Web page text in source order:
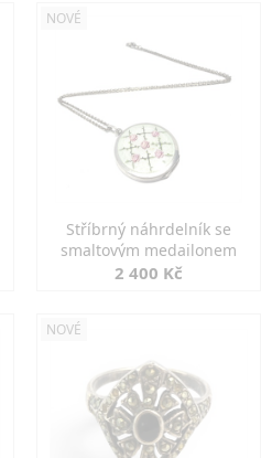
NOVÉ
Stříbrný náhrdelník se
smaltovým medailonem
2 400 Kč
NOVÉ